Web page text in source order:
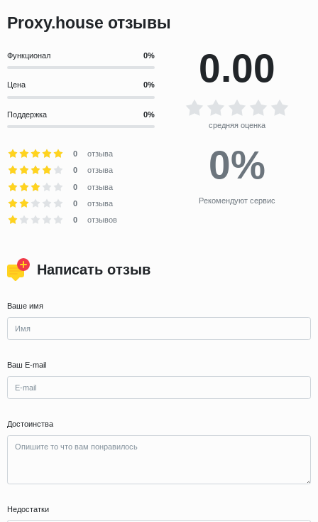
Proxy.house отзывы
Функционал
Цена
Поддержка
0.00
средняя оценка
0
отзыва
0
отзыва
0
отзыва
0
отзыва
0
отзывов
0%
Рекомендуют сервис
Написать отзыв
Ваше имя
Ваш E-mail
Достоинства
Недостатки